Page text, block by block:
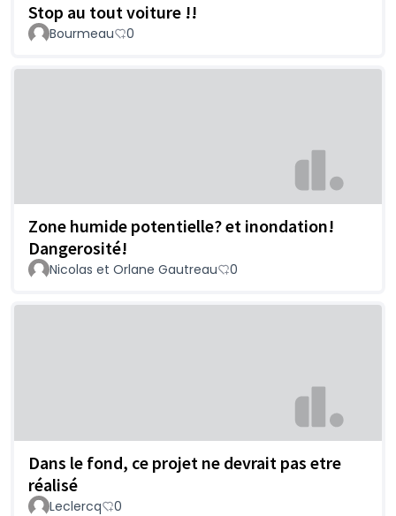
Stop au tout voiture !!
Bourmeau 0
Zone humide potentielle? et inondation!
Dangerosité!
Nicolas et Orlane Gautreau 0
Dans le fond, ce projet ne devrait pas etre
réalisé
Leclercq 0